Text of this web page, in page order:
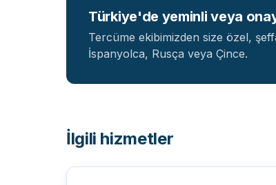
Türkiye'de yeminli veya
Tercüme ekibimizden size özel,
İspanyolca, Rusça veya Çince.
İlgili hizmetler